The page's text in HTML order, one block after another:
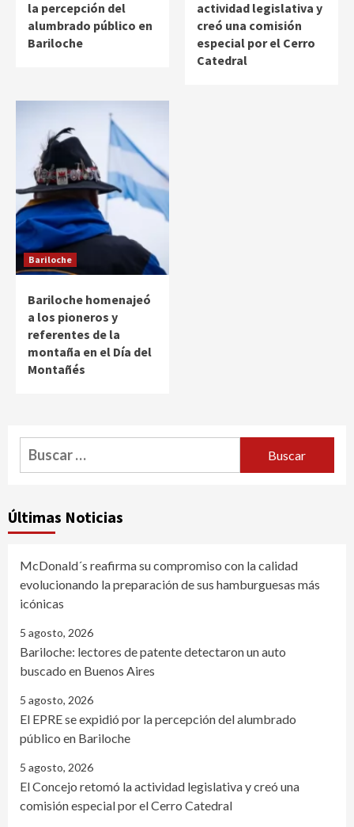
la percepción del
alumbrado público en
Bariloche
actividad legislativa y
creó una comisión
especial por el Cerro
Catedral
Bariloche
Bariloche homenajeó
a los pioneros y
referentes de la
montaña en el Día del
Montañés
Buscar:
Últimas Noticias
McDonald´s reafirma su compromiso con la calidad
evolucionando la preparación de sus hamburguesas más
icónicas
5 agosto, 2026
Bariloche: lectores de patente detectaron un auto
buscado en Buenos Aires
5 agosto, 2026
El EPRE se expidió por la percepción del alumbrado
público en Bariloche
5 agosto, 2026
El Concejo retomó la actividad legislativa y creó una
comisión especial por el Cerro Catedral